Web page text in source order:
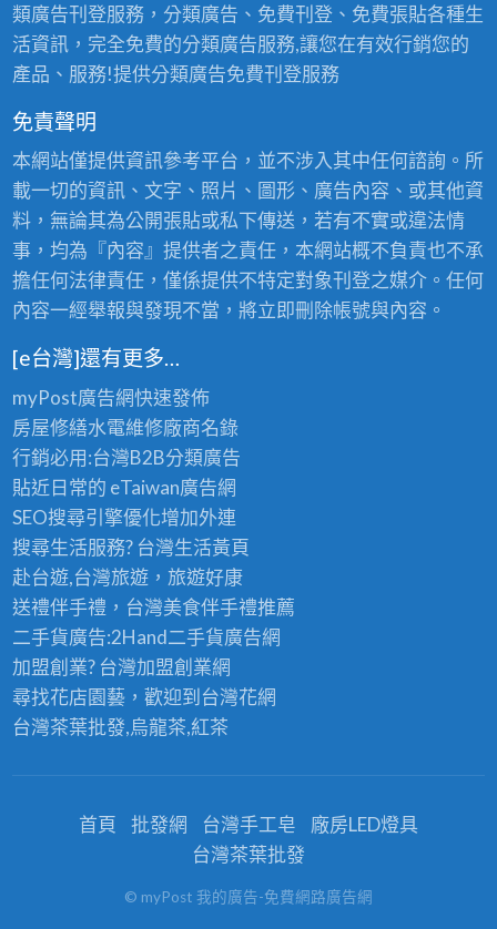
類廣告刊登服務，分類廣告、免費刊登、免費張貼各種生
活資訊，完全免費的分類廣告服務,讓您在有效行銷您的
產品、服務!提供分類廣告免費刊登服務
免責聲明
本網站僅提供資訊參考平台，並不涉入其中任何諮詢。所
載一切的資訊、文字、照片、圖形、廣告內容、或其他資
料，無論其為公開張貼或私下傳送，若有不實或違法情
事，均為『內容』提供者之責任，本網站概不負責也不承
擔任何法律責任，僅係提供不特定對象刊登之媒介。任何
內容一經舉報與發現不當，將立即刪除帳號與內容。
[e台灣]還有更多…
myPost廣告網快速發佈
房屋修繕水電維修廠商名錄
行銷必用:台灣B2B分類廣告
貼近日常的 eTaiwan廣告網
SEO搜尋引擎優化增加外連
搜尋生活服務? 台灣生活黃頁
赴台遊,台灣旅遊，旅遊好康
送禮伴手禮，台灣美食伴手禮推薦
二手貨廣告:2Hand二手貨廣告網
加盟創業? 台灣加盟創業網
尋找花店園藝，歡迎到台灣花網
台灣茶葉批發,烏龍茶,紅茶
首頁 批發網 台灣手工皂
廠房LED燈具
台灣茶葉批發
© myPost 我的廣告-免費網路廣告網